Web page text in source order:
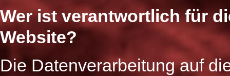
Wer ist verantwortlich für
Website?
Die Datenverarbeitung auf